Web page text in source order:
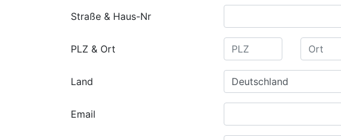
Straße & Haus-Nr
PLZ & Ort
Land
Email